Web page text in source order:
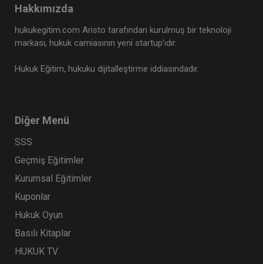
Tüketici Hukuku Enstitüsü
Oturum
360 TL
Tüketici Hukuku Enstitüsü
Hakkımızda
hukukegitim.com Aristo tarafından kurulmuş bir teknoloji
markası, hukuk camiasının yeni startup’ıdır.
Hukuk Eğitim, hukuku dijitalleştirme iddiasındadır.
Diğer Menü
SSS
Geçmiş Eğitimler
Kurumsal Eğitimler
Kuponlar
Hukuk Oyun
Basılı Kitaplar
HUKUK TV